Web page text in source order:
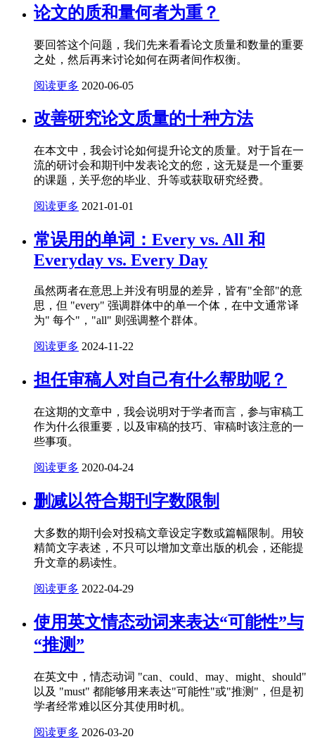
论文的质和量何者为重？
要回答这个问题，我们先来看看论文质量和数量的重要
之处，然后再来讨论如何在两者间作权衡。
阅读更多 2020-06-05
改善研究论文质量的十种方法
在本文中，我会讨论如何提升论文的质量。对于旨在一
流的研讨会和期刊中发表论文的您，这无疑是一个重要
的课题，关乎您的毕业、升等或获取研究经费。
阅读更多 2021-01-01
常误用的单词：Every vs. All 和
Everyday vs. Every Day
虽然两者在意思上并没有明显的差异，皆有"全部"的意
思，但 "every" 强调群体中的单一个体，在中文通常译
为" 每个"，"all" 则强调整个群体。
阅读更多 2024-11-22
担任审稿人对自己有什么帮助呢？
在这期的文章中，我会说明对于学者而言，参与审稿工
作为什么很重要，以及审稿的技巧、审稿时该注意的一
些事项。
阅读更多 2020-04-24
删减以符合期刊字数限制
大多数的期刊会对投稿文章设定字数或篇幅限制。用较
精简文字表述，不只可以增加文章出版的机会，还能提
升文章的易读性。
阅读更多 2022-04-29
使用英文情态动词来表达“可能性”与
“推测”
在英文中，情态动词 "can、could、may、might、should"
以及 "must" 都能够用来表达"可能性"或"推测"，但是初
学者经常难以区分其使用时机。
阅读更多 2026-03-20